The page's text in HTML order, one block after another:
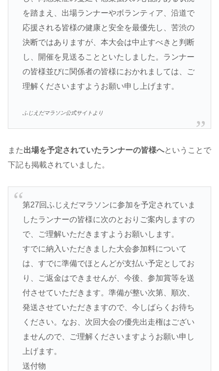
を踏まえ、出場ランナーやボランティア、沿道で
応援される皆様の健康と安全を最優先し、苦渋の
決断ではありますが、本大会は中止すべきと判断
し、開催を見送ることといたしました。ランナー
の皆様並びに関係者の皆様におかれましては、ご
理解くださいますようお願い申し上げます。
ふじえだマラソン公式サイトより
また出場を予定されていたランナーの皆様へということで
下記も掲載されていました。
第27回ふじえだマラソンに参加を予定されていま
したランナーの皆様に次のとおりご案内しますの
で、ご理解いただきますようお願いします。
すでに納入いただきました大会参加料について
は、すでに準備でほとんどが支払い予定としてお
り、ご返金はできませんが、今後、参加賞等を送
付させていただきます。準備が整い次第、順次、
発送させていただきますので、今しばらくお待ち
ください。なお、次回大会の優先出走権はござい
ませんので、ご理解くださいますようお願い申し
上げます。
送付物